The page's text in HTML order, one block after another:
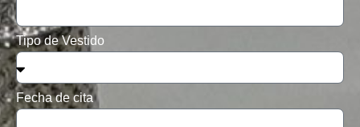
Tipo de Vestido
Fecha de cita